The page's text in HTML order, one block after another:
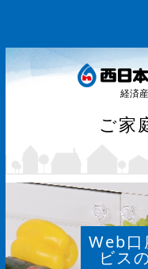
経済
ご家
Web口
ビス